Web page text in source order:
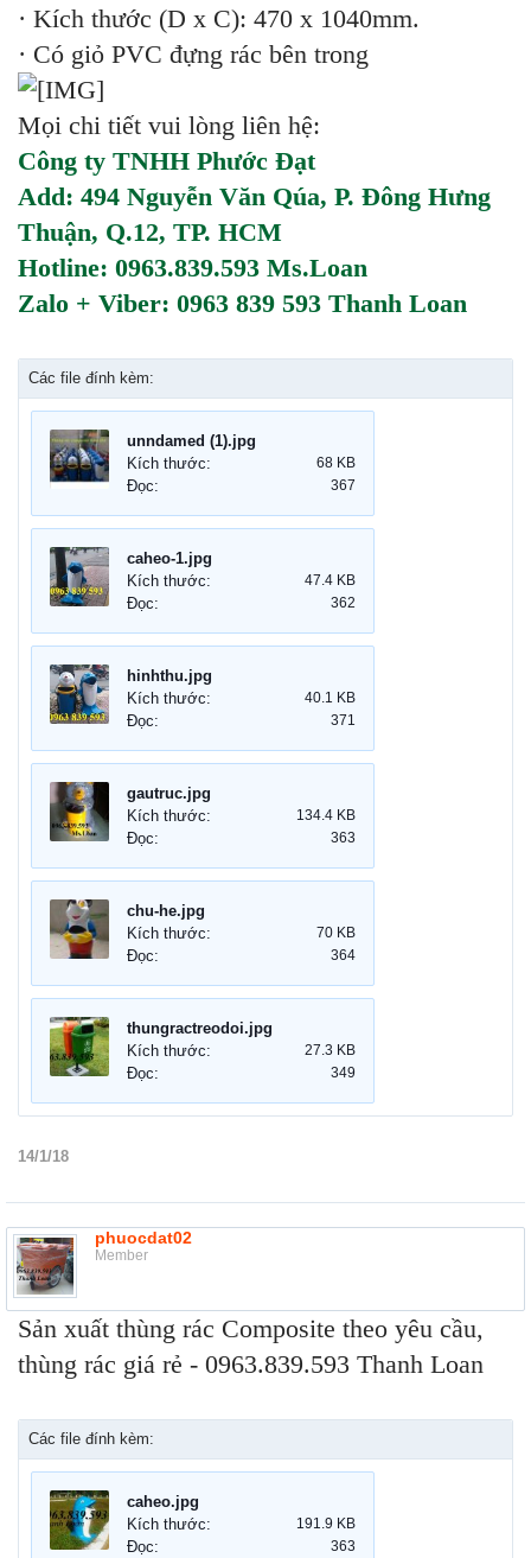
· Kích thước (D x C): 470 x 1040mm.
· Có giỏ PVC đựng rác bên trong
Mọi chi tiết vui lòng liên hệ:
Công ty TNHH Phước Đạt
Add: 494 Nguyễn Văn Qúa, P. Đông Hưng
Thuận, Q.12, TP. HCM
Hotline: 0963.839.593 Ms.Loan
Zalo + Viber: 0963 839 593 Thanh Loan
Các file đính kèm:
unndamed (1).jpg
Kích thước:
68 KB
Đọc: 367
caheo-1.jpg
Kích thước:
47.4 KB
Đọc: 362
hinhthu.jpg
Kích thước:
40.1 KB
Đọc: 371
gautruc.jpg
Kích thước:
134.4 KB
Đọc: 363
chu-he.jpg
Kích thước:
70 KB
Đọc: 364
thungractreodoi.jpg
Kích thước:
27.3 KB
Đọc: 349
14/1/18
phuocdat02
Member
Sản xuất thùng rác Composite theo yêu cầu,
thùng rác giá rẻ - 0963.839.593 Thanh Loan
Các file đính kèm:
caheo.jpg
Kích thước:
191.9 KB
Đọc: 363